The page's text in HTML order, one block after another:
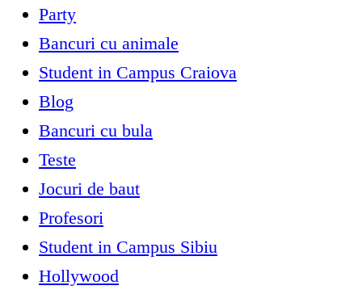
Party
Bancuri cu animale
Student in Campus Craiova
Blog
Bancuri cu bula
Teste
Jocuri de baut
Profesori
Student in Campus Sibiu
Hollywood